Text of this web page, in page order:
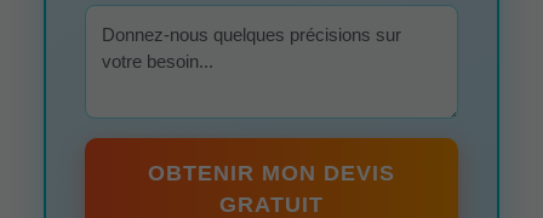
OBTENIR MON DEVIS
GRATUIT